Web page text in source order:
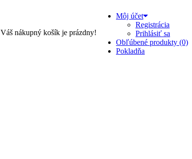
Môj účet
Registrácia
Prihlásiť sa
Obľúbené produkty (0)
Pokladňa
Váš nákupný košík je prázdny!